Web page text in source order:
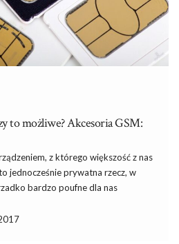
to możliwe? Akcesoria GSM:
z którego większość z nas
jednocześnie prywatna rzecz, w
bardzo poufne dla nas
do jakich aktywności